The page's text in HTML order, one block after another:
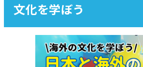
文化を学ぼう